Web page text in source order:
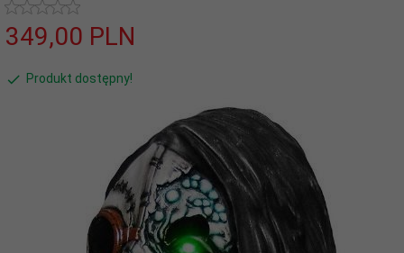
349,00 PLN
Produkt dostępny!